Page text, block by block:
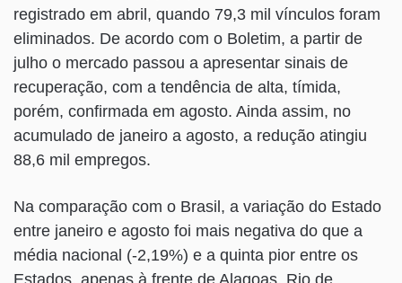
registrado em abril, quando 79,3 mil vínculos foram
eliminados. De acordo com o Boletim, a partir de
julho o mercado passou a apresentar sinais de
recuperação, com a tendência de alta, tímida,
porém, confirmada em agosto. Ainda assim, no
acumulado de janeiro a agosto, a redução atingiu
88,6 mil empregos.
Na comparação com o Brasil, a variação do Estado
entre janeiro e agosto foi mais negativa do que a
média nacional (-2,19%) e a quinta pior entre os
Estados, apenas à frente de Alagoas, Rio de